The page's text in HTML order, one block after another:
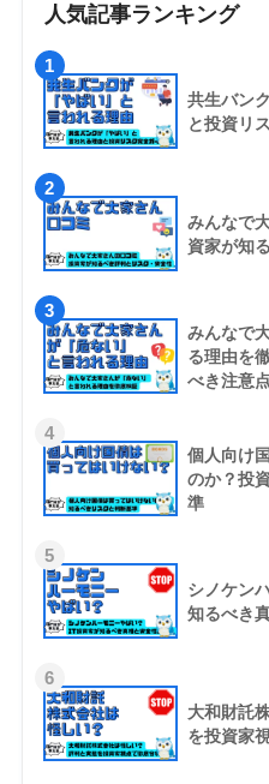
人気記事ランキング
1
共生バン
と投資リ
2
みんなで
資家が知
3
みんなで
る理由を
べき注意
4
個人向け
のか？投
準
5
シノケン
知るべき
6
大和財託
を投資家